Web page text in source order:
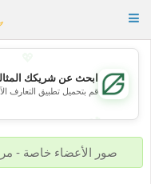
Toggle
💕
ابحث عن شريكك
قم بتحميل تطبيق التعارف
صور الأعضاء خاصة -